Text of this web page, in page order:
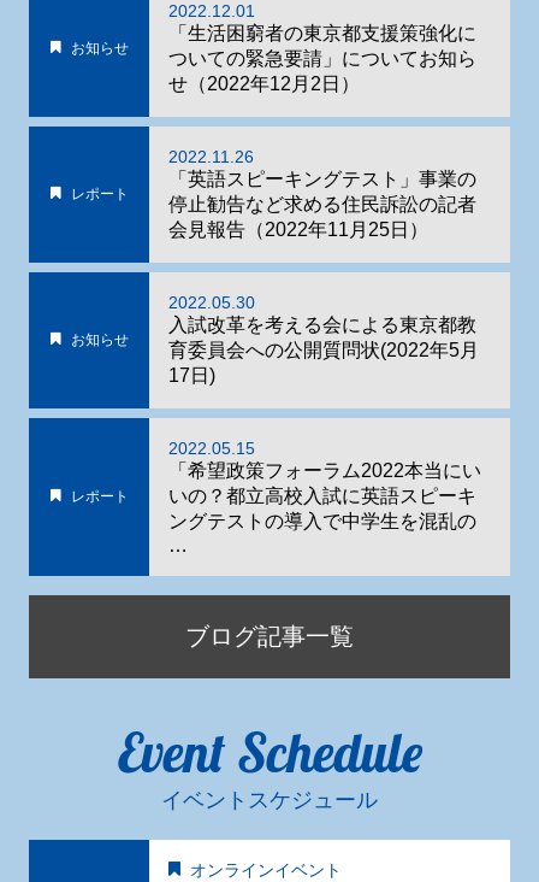
お知らせ
2022.12.01
「生活困窮者の東京都支援策強化に
ついての緊急要請」についてお知ら
せ（2022年12月2日）
レポート
2022.11.26
「英語スピーキングテスト」事業の
停止勧告など求める住民訴訟の記者
会見報告（2022年11月25日）
お知らせ
2022.05.30
入試改革を考える会による東京都教
育委員会への公開質問状(2022年5月
17日)
レポート
2022.05.15
「希望政策フォーラム2022本当にい
いの？都立高校入試に英語スピーキ
ングテストの導入で中学生を混乱の
…
ブログ記事一覧
Event Schedule
イベントスケジュール
オンラインイベント